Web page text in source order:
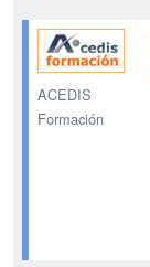
ACEDIS
Formación